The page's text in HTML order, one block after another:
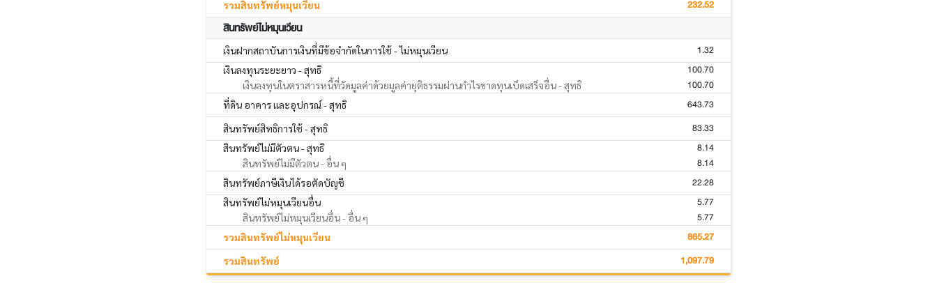
รวมสินทรัพย์หมุนเวียน 232.52
สินทรัพย์ไม่หมุนเวียน
เงินฝากสถาบันการเงินที่มีข้อจำกัดในการใช้ - ไม่หมุนเวียน 1.32
เงินลงทุนระยะยาว - สุทธิ 100.70
เงินลงทุนในตราสารหนี้ที่วัดมูลค่าด้วยมูลค่ายุติธรรมผ่านกำไรขาดทุนเบ็ดเสร็จอื่น - สุทธิ 100.70
ที่ดิน อาคาร และอุปกรณ์ - สุทธิ 643.73
สินทรัพย์สิทธิการใช้ - สุทธิ 83.33
สินทรัพย์ไม่มีตัวตน - สุทธิ 8.14
สินทรัพย์ไม่มีตัวตน - อื่น ๆ 8.14
สินทรัพย์ภาษีเงินได้รอตัดบัญชี 22.28
สินทรัพย์ไม่หมุนเวียนอื่น 5.77
สินทรัพย์ไม่หมุนเวียนอื่น - อื่น ๆ 5.77
รวมสินทรัพย์ไม่หมุนเวียน 865.27
รวมสินทรัพย์ 1,097.79